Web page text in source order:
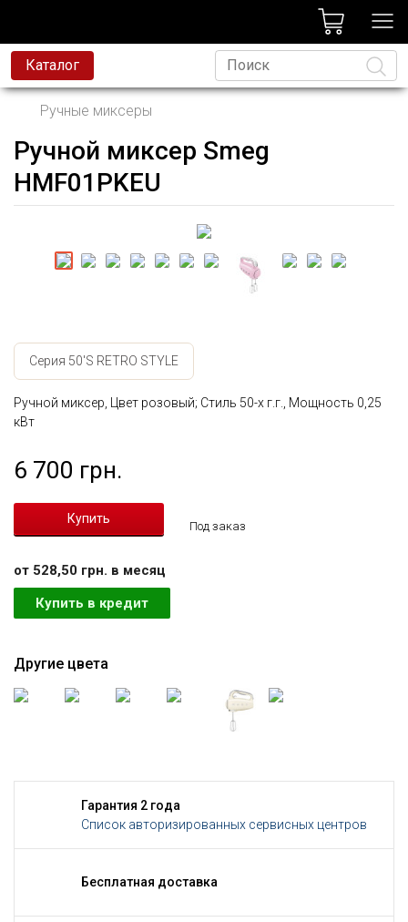
Каталог
Ручные миксеры
Ручной миксер Smeg
HMF01PKEU
Серия 50'S RETRO STYLE
Ручной миксер, Цвет розовый; Стиль 50-х г.г., Мощность 0,25
кВт
6 700 грн.
Под заказ
от 528,50 грн. в месяц
Купить в кредит
Другие цвета
Гарантия 2 года
Список авторизированных сервисных центров
Бесплатная доставка